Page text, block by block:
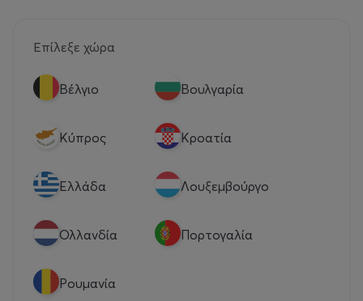
Επίλεξε χώρα
Βέλγιο Βουλγαρία
Κύπρος Κροατία
Eλλάδα Λουξεμβούργο
Ολλανδία Πορτογαλία
Ρουμανία